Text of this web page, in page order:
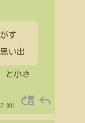
す
い出
と小さ
） move_up reply